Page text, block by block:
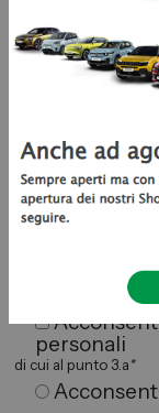
informativa
personali
di cui al punto 3.a*